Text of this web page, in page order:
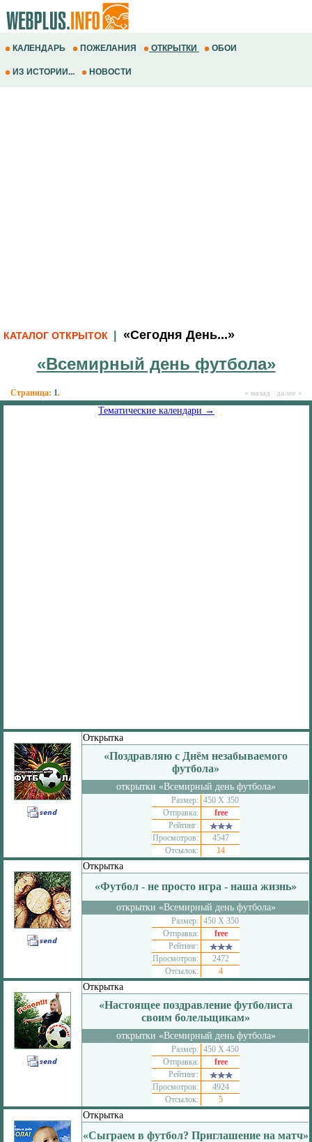
КАЛЕНДАРЬ ПОЖЕЛАНИЯ ОТКРЫТКИ ОБОИ
ИЗ ИСТОРИИ... НОВОСТИ
КАТАЛОГ ОТКРЫТОК «Сегодня День...»
«Всемирный день футбола»
Страница: 1. « назад далее »
Тематические календари →
Открытка
«Поздравляю с Днём незабываемого
футбола»
открытки «Всемирный день футбола»
Размер: 450 Х 350
Отправка:
free
Рейтинг:
Просмотров:
4547
Отсылок:
14
Открытка
«Футбол - не просто игра - наша жизнь»
открытки «Всемирный день футбола»
Размер: 450 Х 350
Отправка:
free
Рейтинг:
Просмотров:
2472
Отсылок:
4
Открытка
«Настоящее поздравление футболиста
своим болельщикам»
открытки «Всемирный день футбола»
Размер: 450 Х 450
Отправка:
free
Рейтинг:
Просмотров:
4924
Отсылок:
5
Открытка
«Сыграем в футбол? Приглашение на матч»